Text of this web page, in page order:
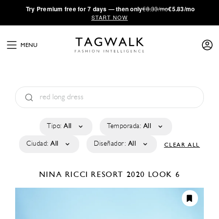
·Try Premium free for 7 days — then only€8.33/mo€5.83/mo
START NOW
MENU
Tipo: All Temporada: All
Ciudad: All Diseñador: All CLEAR ALL
NINA RICCI RESORT 2020 LOOK 6